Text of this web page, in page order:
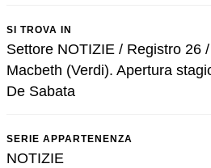
SI TROVA IN
Settore NOTIZIE / Registro 26
Macbeth (Verdi). Apertura
De Sabata
SERIE APPARTENENZA
NOTIZIE